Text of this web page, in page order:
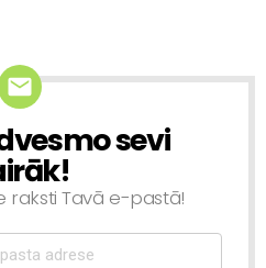
sevi
raksti Tavā e-pastā!